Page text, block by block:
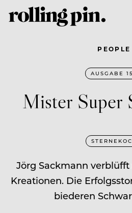
PEOPLE
AUSGABE
Mister Super
Jörg Sackmann
Kreationen. Die
biederen